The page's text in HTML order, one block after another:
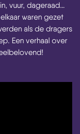
vuur, dageraad…
waren gezet
als de dragers
Een verhaal over